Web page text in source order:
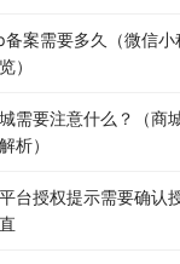
案需要多久（微信小
）
需要注意什么？（商
析）
台授权提示需要确认